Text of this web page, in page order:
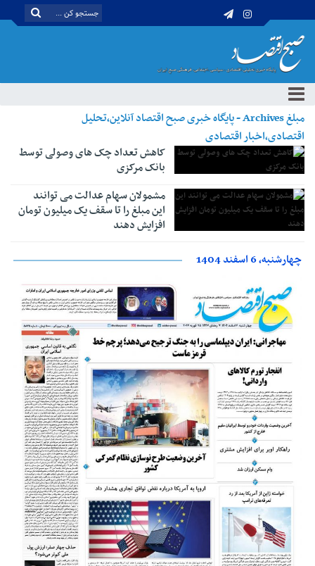
مبلغ Archives - پایگاه خبری صبح اقتصاد آنلاین،تحلیل
اقتصادی،اخبار اقتصادی
کاهش تعداد چک های وصولی توسط
بانک مرکزی
مشمولان سهام عدالت می توانند
این مبلغ را تا سقف یک میلیون تومان
افزایش دهند
چهارشنبه، 6 اسفند 1404